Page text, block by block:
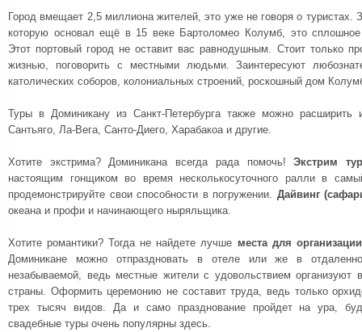
Город вмещает 2,5 миллиона жителей, это уже не говоря о туристах.
которую основал ещё в 15 веке Бартоломео Колумб, это сплошное
Этот портовый город не оставит вас равнодушным. Стоит только
жизнью, поговорить с местными людьми. Заинтересуют
католических соборов, колониальных строений, роскошный дом
Туры в Доминикану из Санкт-Петербурга также можно расширить
Сантьяго, Ла-Вега, Санто-Диего, Харабакоа и другие.
Хотите экстрима? Доминикана всегда рада помочь!Экстрим
настоящим гонщиком во время несколькосуточного ралли в
продемонстрируйте свои способности в погружении. Дайвинг
океана и профи и начинающего ныряльщика.
Хотите романтики? Тогда не найдете лучше места для
Доминикане можно отпраздновать в отеле или же в
незабываемой, ведь местные жители с удовольствием организуют
страны. Оформить церемонию не составит труда, ведь только
трех тысяч видов. Да и само празднование пройдет на ура,
свадебные туры очень популярны здесь.